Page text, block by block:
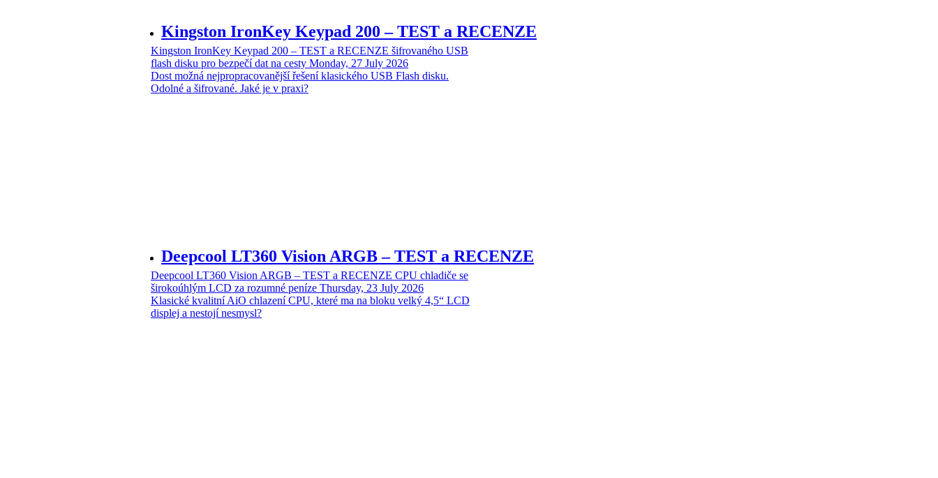
Kingston IronKey Keypad 200 – TEST a RECENZE
Kingston IronKey Keypad 200 – TEST a RECENZE šifrovaného USB
flash disku pro bezpečí dat na cesty Monday, 27 July 2026
Dost možná nejpropracovanější řešení klasického USB Flash disku.
Odolné a šifrované. Jaké je v praxi?
Deepcool LT360 Vision ARGB – TEST a RECENZE
Deepcool LT360 Vision ARGB – TEST a RECENZE CPU chladiče se
širokoúhlým LCD za rozumné peníze Thursday, 23 July 2026
Klasické kvalitní AiO chlazení CPU, které ma na bloku velký 4,5“ LCD
displej a nestojí nesmysl?